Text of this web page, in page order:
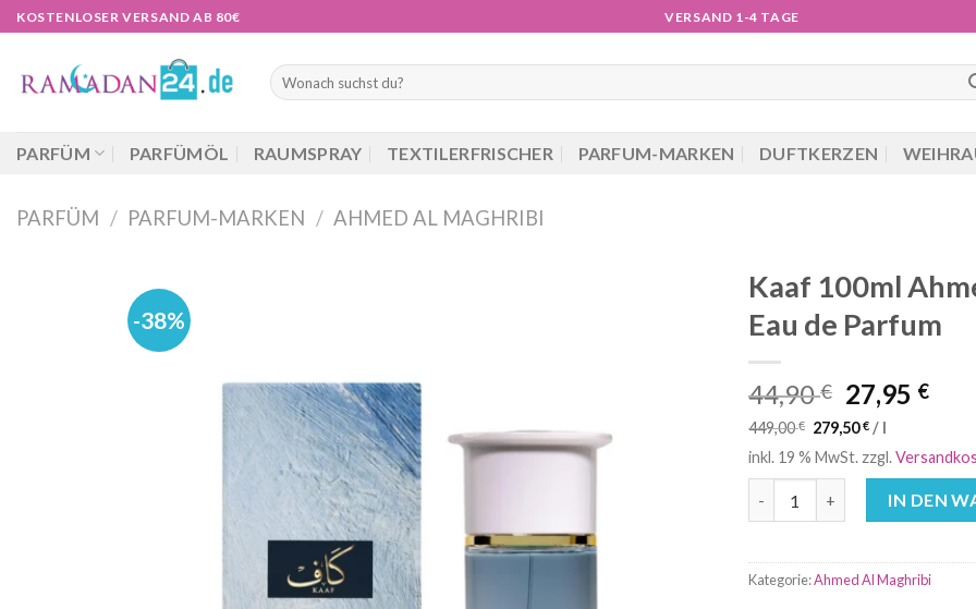
Zum
Inhalt
KOSTENLOSER VERSAND AB 80€ VERSAND 1-4 TAGE
Suchen
nach:
PARFÜM PARFÜMÖL RAUMSPRAY TEXTILERFRISCHER PARFUM-MARKEN DUFTKERZEN
PARFÜM / PARFUM-MARKEN / AHMED AL MAGHRIBI
-38%
Kaaf 100ml
Eau de Parfum
44,90€
Preis
war:
44,90 €
27,95 €
ist:
449,00€ 279,50€ / l
inkl. 19 % MwSt. zzgl.
IN DEN
Kategorie:Ahmed Al Maghribi